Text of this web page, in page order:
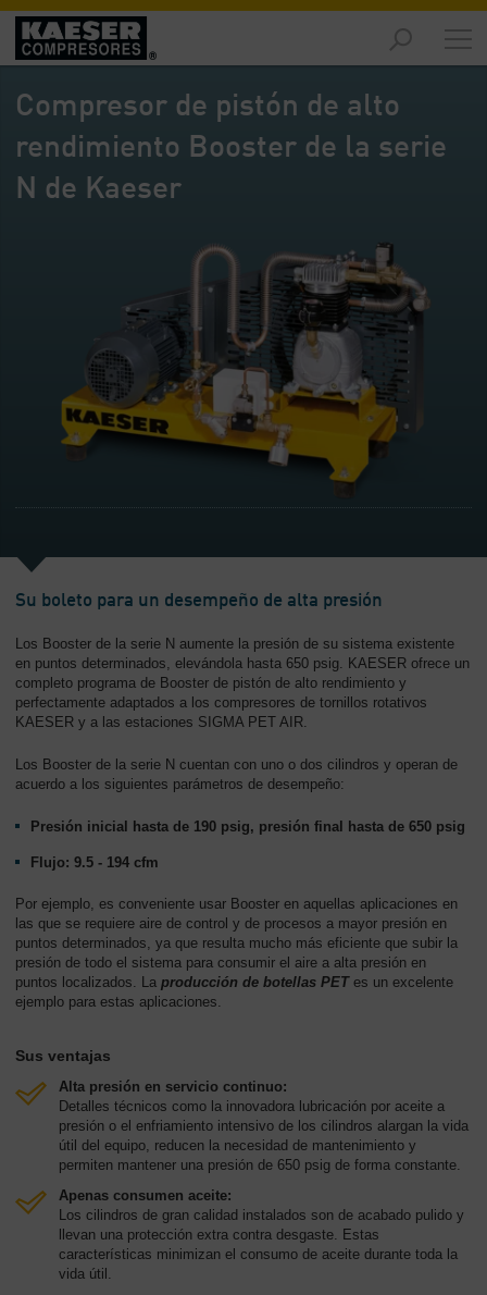
Productos
y
soluciones
Contenido
Servicios
comprimido
Contenido
Conozca
Compresor de pistón de alto
rendimiento Booster de la serie
N de Kaeser
Su boleto para un desempeño de alta presión
Los Booster de la serie N aumente la presión de su sistema existente
en puntos determinados, elevándola hasta 650 psig. KAESER ofrece un
completo programa de Booster de pistón de alto rendimiento y
perfectamente adaptados a los compresores de tornillos rotativos
KAESER y a las estaciones SIGMA PET AIR.
Los Booster de la serie N cuentan con uno o dos cilindros y operan de
acuerdo a los siguientes parámetros de desempeño:
Presión inicial hasta de 190 psig, presión final hasta de 650 psig
Flujo: 9.5 - 194 cfm
Por ejemplo, es conveniente usar Booster en aquellas aplicaciones en
las que se requiere aire de control y de procesos a mayor presión en
puntos determinados, ya que resulta mucho más eficiente que subir la
presión de todo el sistema para consumir el aire a alta presión en
puntos localizados. La producción de botellas PETes un excelente
ejemplo para estas aplicaciones.
Sus ventajas
Alta presión en servicio continuo:
Detalles técnicos como la innovadora lubricación por aceite a
presión o el enfriamiento intensivo de los cilindros alargan la vida
útil del equipo, reducen la necesidad de mantenimiento y
permiten mantener una presión de 650 psig de forma constante.
Apenas consumen aceite:
Los cilindros de gran calidad instalados son de acabado pulido y
llevan una protección extra contra desgaste. Estas
características minimizan el consumo de aceite durante toda la
vida útil.